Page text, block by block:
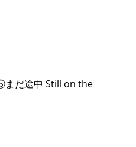
まだ途中 Still on the